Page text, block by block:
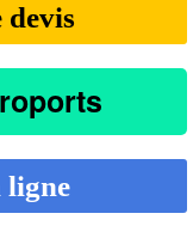
devis
ligne